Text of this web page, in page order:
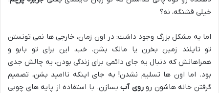
خیلی قشنگه، نه؟
اما یه مشکل بزرگ وجود داشت: در اون زمان، خارجی ها نمی تونستن
تو تایلند زمین بخرن یا مالک بشن. خب، این برای تو بابو و
همراهانش که دنبال یه جای دائمی برای زندگی بودن، یه چالش جدی
بود. اما اون ها تسلیم نشدن! به جای اینکه ناامید بشن، تصمیم
گرفتن خانه هاشون روروی آببسازن. با استفاده از پایه های چوبی